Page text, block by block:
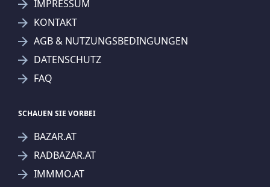
IMPRESSUM
KONTAKT
AGB & NUTZUNGSBEDINGUNGEN
DATENSCHUTZ
FAQ
SCHAUEN SIE VORBEI
BAZAR.AT
RADBAZAR.AT
IMMMO.AT